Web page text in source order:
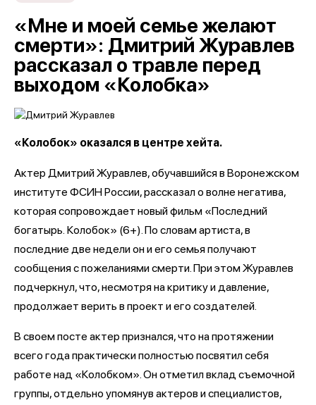
«Мне и моей семье желают
смерти»: Дмитрий Журавлев
рассказал о травле перед
выходом «Колобка»
«Колобок» оказался в центре хейта.
Актер Дмитрий Журавлев, обучавшийся в Воронежском
институте ФСИН России, рассказал о волне негатива,
которая сопровождает новый фильм «Последний
богатырь. Колобок» (6+). По словам артиста, в
последние две недели он и его семья получают
сообщения с пожеланиями смерти. При этом Журавлев
подчеркнул, что, несмотря на критику и давление,
продолжает верить в проект и его создателей.
В своем посте актер признался, что на протяжении
всего года практически полностью посвятил себя
работе над «Колобком». Он отметил вклад съемочной
группы, отдельно упомянув актеров и специалистов,